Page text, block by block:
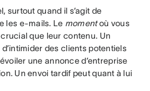
surtout quand il s’agit de
les e-mails. Le momentoù vous
que leur contenu. Un
des clients potentiels
une annonce d’entreprise
Un envoi tardif peut quant à lui